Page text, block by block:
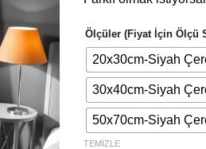
Ölçüler (Fiyat İçin Ölçü
20x30cm-Siyah
30x40cm-Siyah
50x70cm-Siyah
TEMIZLE